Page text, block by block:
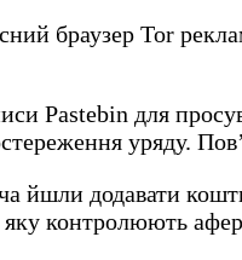
браузер Tor
Pastebin для
уряду.
йшли додавати
яку контролюють